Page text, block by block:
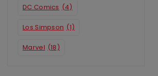
DC Comics (4)
Los Simpson (1)
Marvel (18)